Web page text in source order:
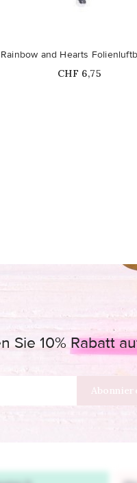
Rainbow and Hearts
Price
CHF 6,75
10% Rabatt